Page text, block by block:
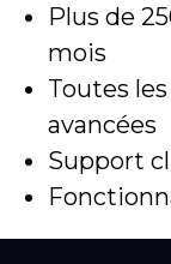
Plus de
mois
Toutes
avancées
Support